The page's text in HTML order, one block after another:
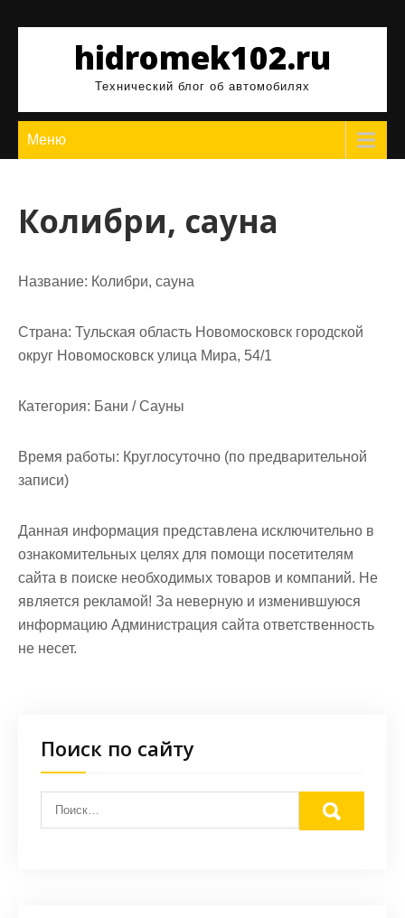
содержимомуhidromek102.ru
Технический блог об автомобилях
Меню
Колибри, сауна
Название: Колибри, сауна
Страна: Тульская область Новомосковск городской
округ Новомосковск улица Мира, 54/1
Категория: Бани / Сауны
Время работы: Круглосуточно (по предварительной
записи)
Данная информация представлена исключительно в
ознакомительных целях для помощи посетителям
сайта в поиске необходимых товаров и компаний. Не
является рекламой! За неверную и изменившуюся
информацию Администрация сайта ответственность
не несет.
Поиск по сайту